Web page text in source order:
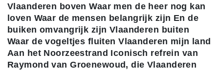
Vlaanderen boven Waar men de heer nog kan
loven Waar de mensen belangrijk zijn En de
buiken omvangrijk zijn Vlaanderen buiten
Waar de vogeltjes fluiten Vlaanderen mijn land
Aan het Noorzeestrand Iconisch refrein van
Raymond van Groenewoud, die Vlaanderen